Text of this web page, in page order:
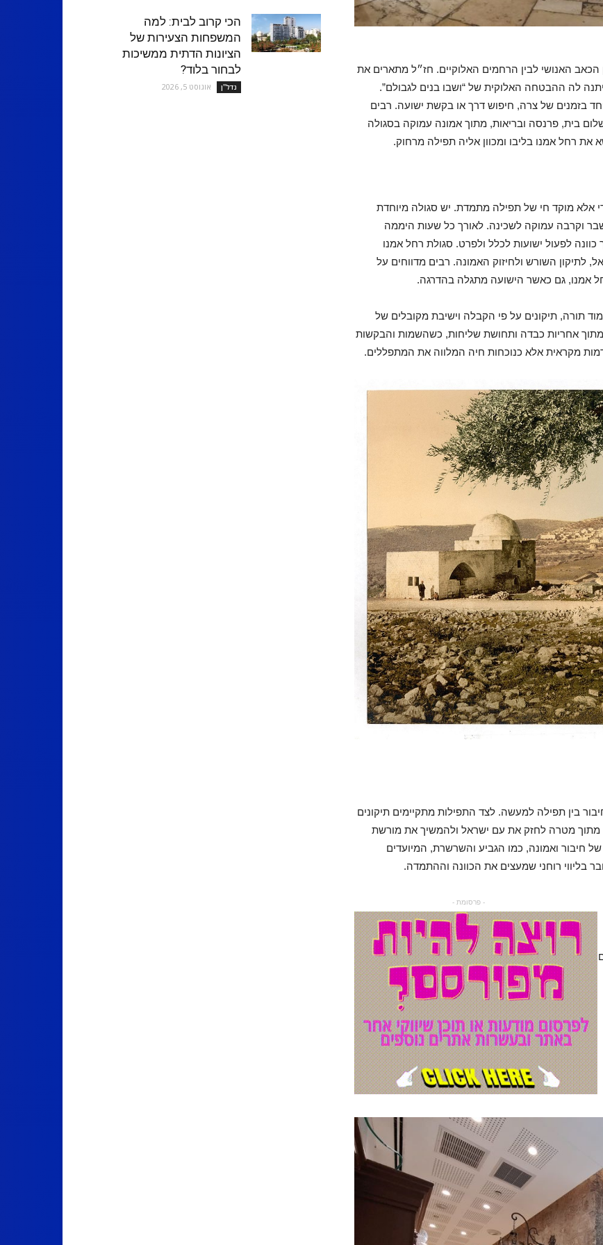
האנושי לבין הרחמים האלוקיים. חז״ל מתארים את
לה ההבטחה האלוקית של “ושבו בנים לגבולם”.
בזמנים של צרה, חיפוש דרך או בקשת ישועה. רבים
בית, פרנסה ובריאות, מתוך אמונה עמוקה בסגולה
את רחל אמנו בליבו ומכוון אליה תפילה מרחוק.
אלא מוקד חי של תפילה מתמדת. יש סגולה מיוחדת
וקרבה עמוקה לשכינה. לאורך כל שעות היממה
לפעול ישועות לכלל ולפרט. סגולת רחל אמנו
השורש ולחיזוק האמונה. רבים מדווחים על
אמנו, גם כאשר הישועה מתגלה בהדרגה.
תורה, תיקונים על פי הקבלה וישיבת מקובלים של
אחריות כבדה ותחושת שליחות, כשהשמות והבקשות
מקראית אלא כנוכחות חיה המלווה את המתפללים.
בין תפילה למעשה. לצד התפילות מתקיימים תיקונים
מתוך מטרה לחזק את עם ישראל ולהמשיך את מורשת
חיבור ואמונה, כמו הגביע והשרשרת, המיועדים
בליווי רוחני שמעצים את הכוונה וההתמדה.
- פרסומת -
הכי קרוב לבית: למה
המשפחות הצעירות של
הציונות הדתית ממשיכות
לבחור בלוד?
נדל''ן אוגוסט 5, 2026